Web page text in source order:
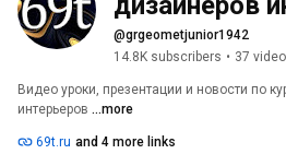
@grgeometjunior1942
14.8K subscribers • 37
Видео уроки, презентации и новости по
интерьеров ...more
69t.ru and 4 more links